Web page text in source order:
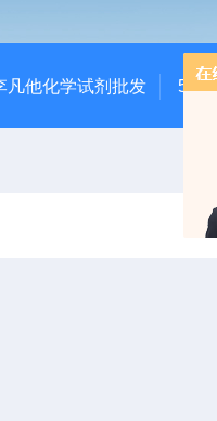
凡他化学试剂批发 500